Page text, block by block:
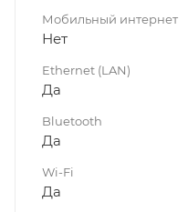
Мобильный интернет
Нет
Ethernet (LAN)
Да
Bluetooth
Да
Wi-Fi
Да